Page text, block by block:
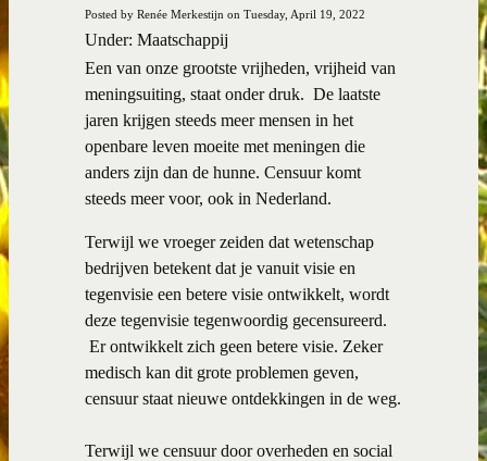
Posted by Renée Merkestijn on Tuesday, April 19, 2022
Under: Maatschappij
Een van onze grootste vrijheden, vrijheid van
meningsuiting, staat onder druk. De laatste
jaren krijgen steeds meer mensen in het
openbare leven moeite met meningen die
anders zijn dan de hunne. Censuur komt
steeds meer voor, ook in Nederland.
Terwijl we vroeger zeiden dat wetenschap
bedrijven betekent dat je vanuit visie en
tegenvisie een betere visie ontwikkelt, wordt
deze tegenvisie tegenwoordig gecensureerd.
Er ontwikkelt zich geen betere visie. Zeker
medisch kan dit grote problemen geven,
censuur staat nieuwe ontdekkingen in de weg.
Terwijl we censuur door overheden en social